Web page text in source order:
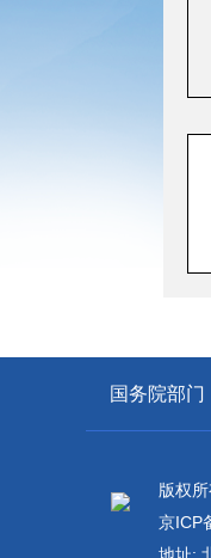
国务院部门
版权
京ICP